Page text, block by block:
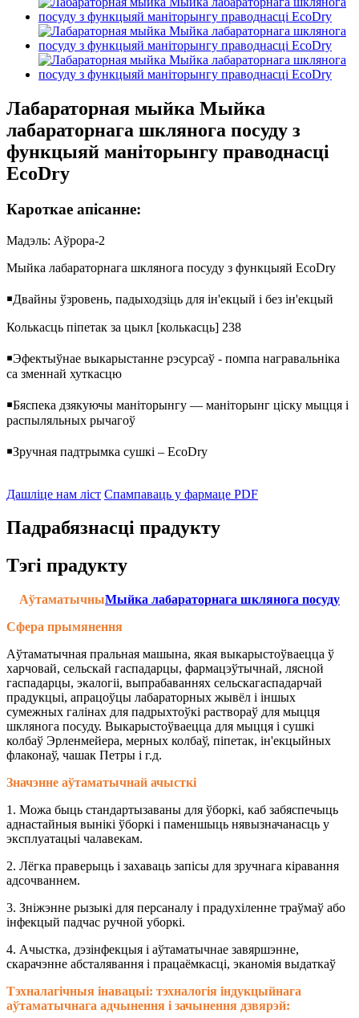
Лабараторная мыйка Мыйка
лабараторнага шклянога посуду з
функцыяй маніторынгу праводнасці
EcoDry
Кароткае апісанне:
Мадэль: Аўрора-2
Мыйка лабараторнага шклянога посуду з функцыяй EcoDry
￭Двайны ўзровень, падыходзіць для ін'екцый і без ін'екцый
Колькасць піпетак за цыкл [колькасць] 238
￭Эфектыўнае выкарыстанне рэсурсаў - помпа награвальніка
са зменнай хуткасцю
￭Бяспека дзякуючы маніторынгу — маніторынг ціску мыцця і
распыляльных рычагоў
￭Зручная падтрымка сушкі – EcoDry
Дашліце нам ліст Спампаваць у фармаце PDF
Падрабязнасці прадукту
Тэгі прадукту
АўтаматычныМыйка лабараторнага шклянога посуду
Сфера прымянення
Аўтаматычная пральная машына, якая выкарыстоўваецца ў
харчовай, сельскай гаспадарцы, фармацэўтычнай, лясной
гаспадарцы, экалогіі, выпрабаваннях сельскагаспадарчай
прадукцыі, апрацоўцы лабараторных жывёл і іншых
сумежных галінах для падрыхтоўкі раствораў для мыцця
шклянога посуду. Выкарыстоўваецца для мыцця і сушкі
колбаў Эрленмейера, мерных колбаў, піпетак, ін'екцыйных
флаконаў, чашак Петры і г.д.
Значэнне аўтаматычнай ачысткі
1. Можа быць стандартызаваны для ўборкі, каб забяспечыць
аднастайныя вынікі ўборкі і паменшыць нявызначанасць у
эксплуатацыі чалавекам.
2. Лёгка праверыць і захаваць запісы для зручнага кіравання
адсочваннем.
3. Зніжэнне рызыкі для персаналу і прадухіленне траўмаў або
інфекцый падчас ручной уборкі.
4. Ачыстка, дэзінфекцыя і аўтаматычнае завяршэнне,
скарачэнне абсталявання і працаёмкасці, эканомія выдаткаў
Тэхналагічныя інавацыі: тэхналогія індукцыйнага
аўтаматычнага адчынення і зачынення дзвярэй: